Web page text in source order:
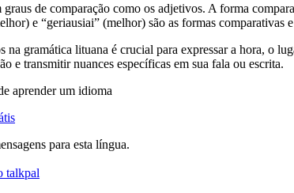
graus de comparação como os adjetivos. A forma
e “geriausiai” (melhor) são as formas comparativas
na gramática lituana é crucial para expressar a hora, o
e transmitir nuances específicas em sua fala ou escrita.
aprender um idioma
para esta língua.
talkpal